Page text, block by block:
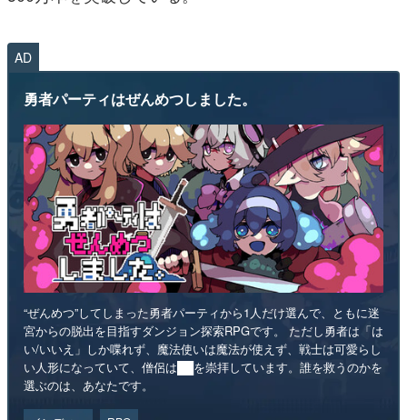
AD
勇者パーティはぜんめつしました。
“ぜんめつ”してしまった勇者パーティから1人だけ選んで、ともに迷
宮からの脱出を目指すダンジョン探索RPGです。 ただし勇者は「は
い/いいえ」しか喋れず、魔法使いは魔法が使えず、戦士は可愛らし
い人形になっていて、僧侶は██を崇拝しています。誰を救うのかを
選ぶのは、あなたです。